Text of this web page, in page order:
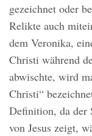
gezeichnet oder
Relikte auch
dem Veronika,
Christi während
abwischte, wird
Christi“
Definition, da der
von Jesus zeigt,